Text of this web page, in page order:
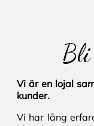
Bli
Vi är en lojal
kunder.
Vi har lång